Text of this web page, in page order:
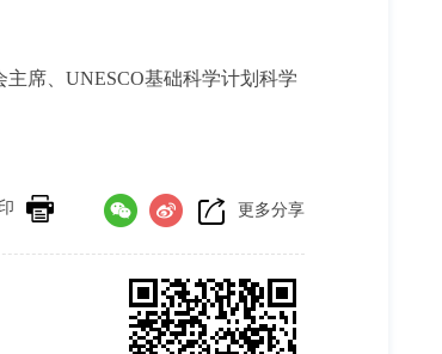
席、UNESCO基础科学计划科学
更多分享